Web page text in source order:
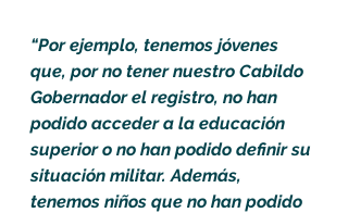
“Por ejemplo, tenemos jóvenes
que, por no tener nuestro Cabildo
Gobernador el registro, no han
podido acceder a la educación
superior o no han podido definir su
situación militar. Además,
tenemos niños que no han podido